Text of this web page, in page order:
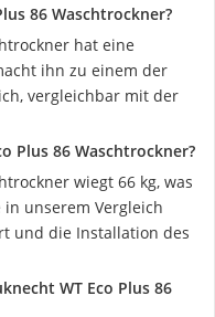
86 Waschtrockner?
hat eine
ihn zu einem der
vergleichbar mit der
Plus 86 Waschtrockner?
wiegt 66 kg, was
unserem Vergleich
und die Installation des
‎WT Eco Plus 86